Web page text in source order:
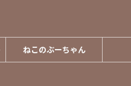
ねこのぶーちゃん